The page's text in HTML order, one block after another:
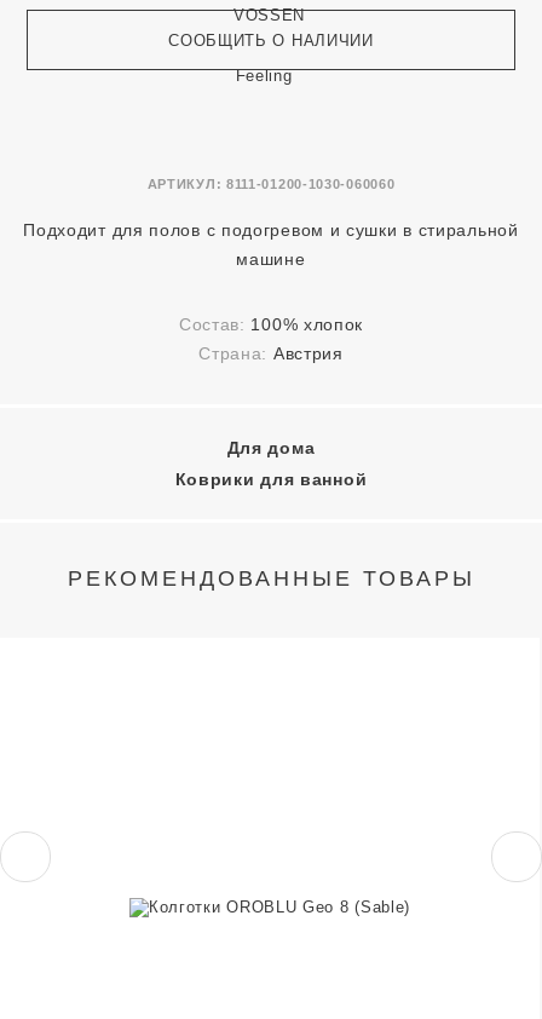
АРТИКУЛ: 8111-01200-1030-060060
СООБЩИТЬ О НАЛИЧИИ
Подходит для полов с подогревом и сушки в стиральной
машине
Состав: 100% хлопок
Страна: Австрия
Для дома
Коврики для ванной
РЕКОМЕНДОВАННЫЕ ТОВАРЫ